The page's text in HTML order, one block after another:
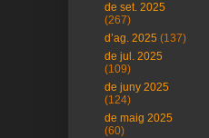
de set. 2025
(267)
d’ag. 2025 (137)
de jul. 2025
(109)
de juny 2025
(124)
de maig 2025
(60)